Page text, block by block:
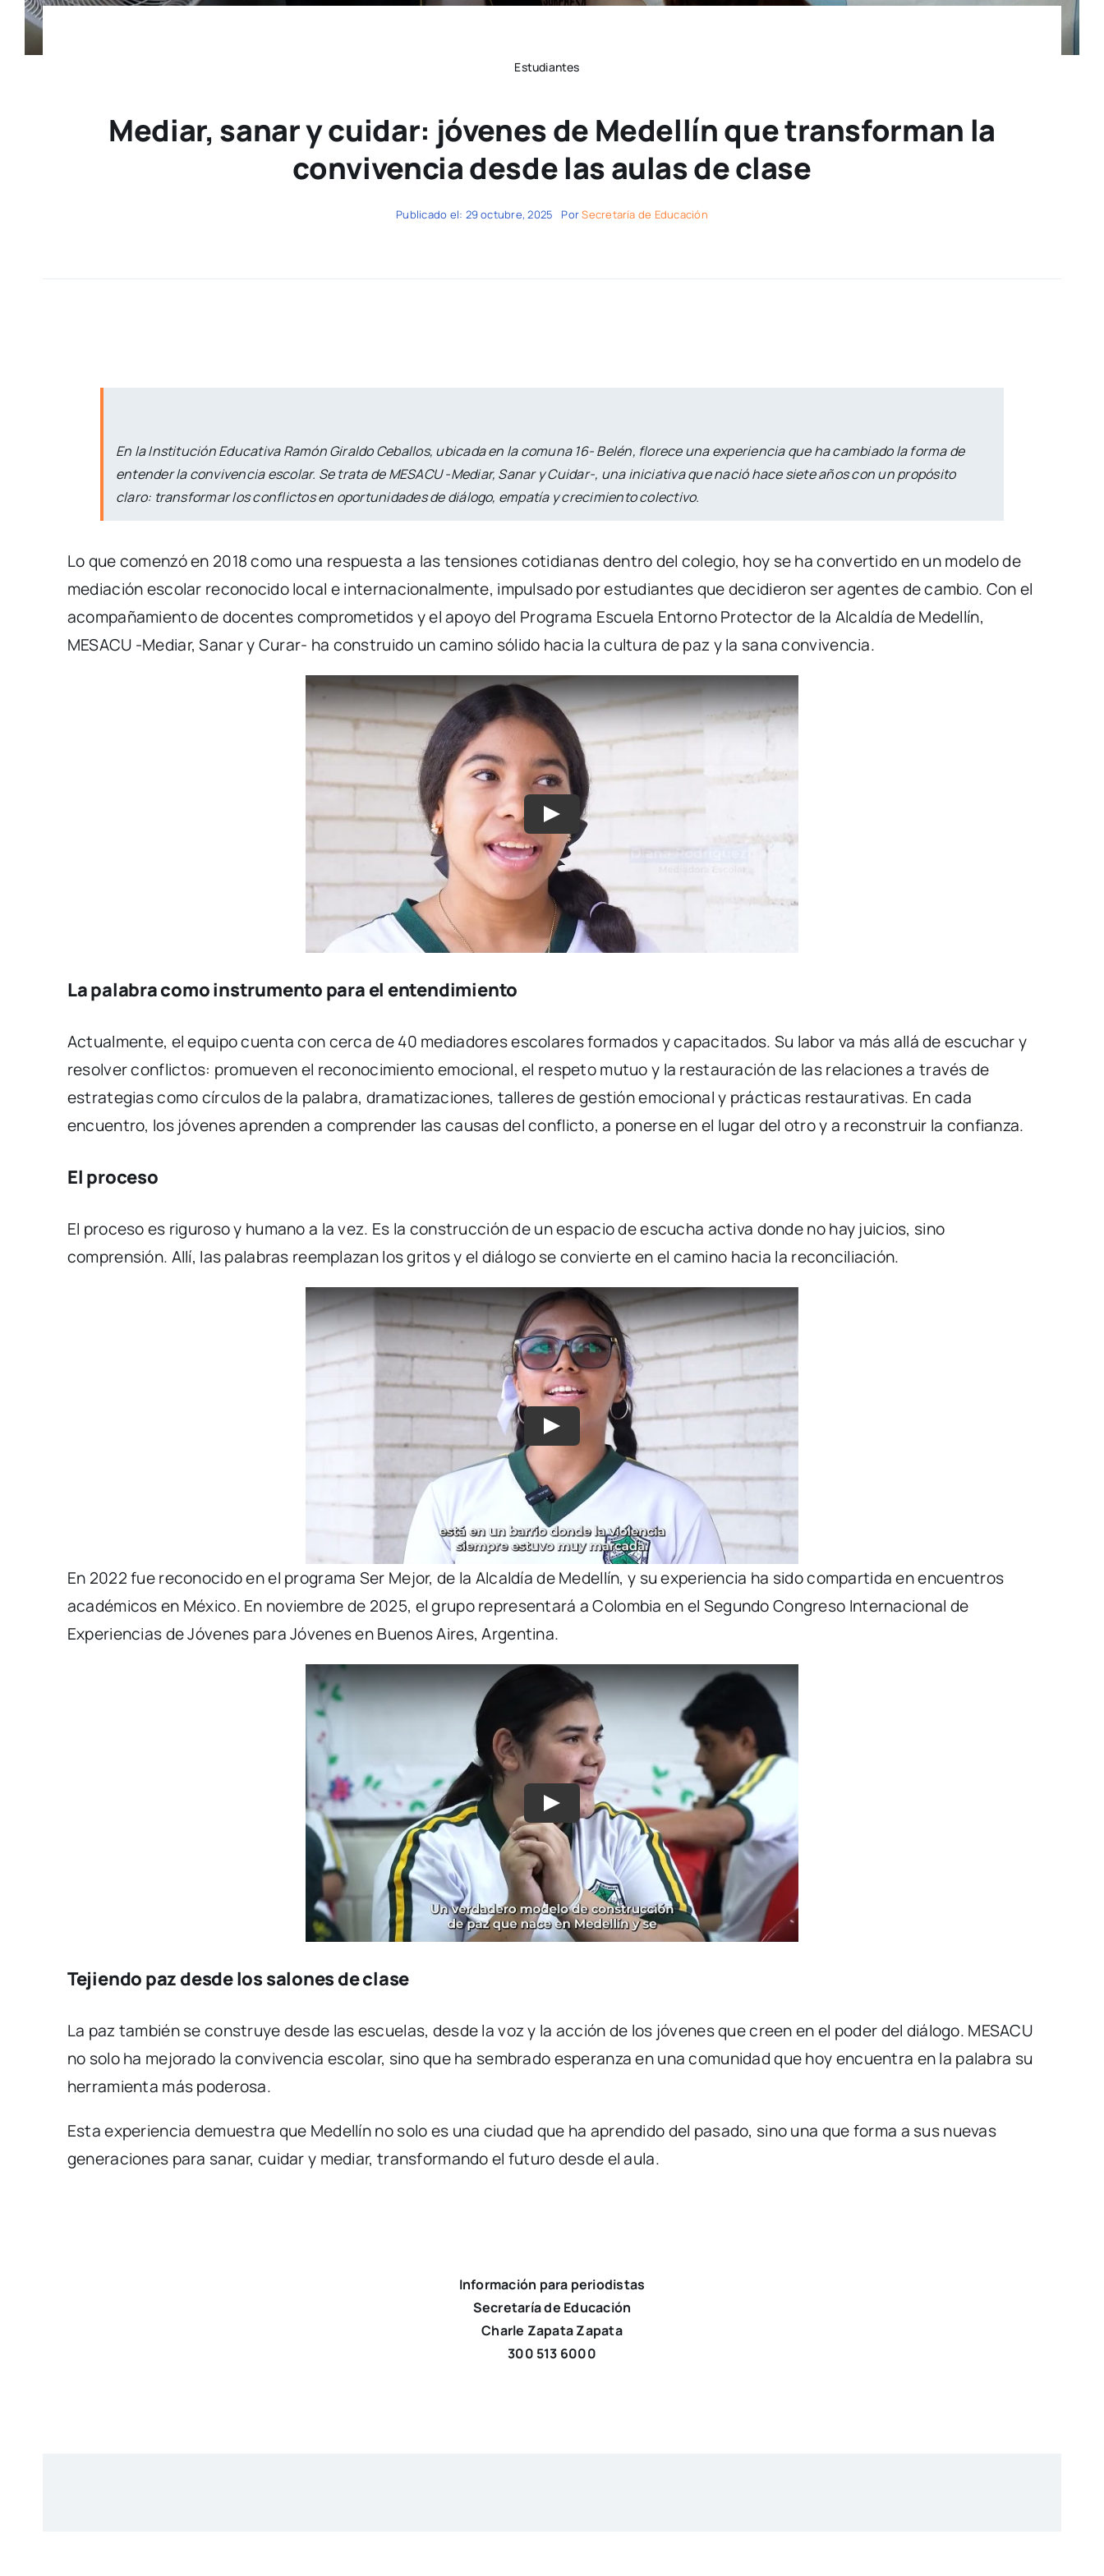
Estudiantes
Mediar, sanar y cuidar: jóvenes de Medellín que transforman la
convivencia desde las aulas de clase
Publicado el: 29 octubre, 2025 PorSecretaría de Educación
En la Institución Educativa Ramón Giraldo Ceballos, ubicada en la comuna 16- Belén, florece una experiencia que ha cambiado la forma de
entender la convivencia escolar. Se trata de MESACU -Mediar, Sanar y Cuidar-, una iniciativa que nació hace siete años con un propósito
claro: transformar los conflictos en oportunidades de diálogo, empatía y crecimiento colectivo.
Lo que comenzó en 2018 como una respuesta a las tensiones cotidianas dentro del colegio, hoy se ha convertido en un modelo de
mediación escolar reconocido local e internacionalmente, impulsado por estudiantes que decidieron ser agentes de cambio. Con el
acompañamiento de docentes comprometidos y el apoyo del Programa Escuela Entorno Protector de la Alcaldía de Medellín,
MESACU -Mediar, Sanar y Curar- ha construido un camino sólido hacia la cultura de paz y la sana convivencia.
La palabra como instrumento para el entendimiento
Actualmente, el equipo cuenta con cerca de 40 mediadores escolares formados y capacitados. Su labor va más allá de escuchar y
resolver conflictos: promueven el reconocimiento emocional, el respeto mutuo y la restauración de las relaciones a través de
estrategias como círculos de la palabra, dramatizaciones, talleres de gestión emocional y prácticas restaurativas. En cada
encuentro, los jóvenes aprenden a comprender las causas del conflicto, a ponerse en el lugar del otro y a reconstruir la confianza.
El proceso
El proceso es riguroso y humano a la vez. Es la construcción de un espacio de escucha activa donde no hay juicios, sino
comprensión. Allí, las palabras reemplazan los gritos y el diálogo se convierte en el camino hacia la reconciliación.
En 2022 fue reconocido en el programa Ser Mejor, de la Alcaldía de Medellín, y su experiencia ha sido compartida en encuentros
académicos en México. En noviembre de 2025, el grupo representará a Colombia en el Segundo Congreso Internacional de
Experiencias de Jóvenes para Jóvenes en Buenos Aires, Argentina.
Tejiendo paz desde los salones de clase
La paz también se construye desde las escuelas, desde la voz y la acción de los jóvenes que creen en el poder del diálogo. MESACU
no solo ha mejorado la convivencia escolar, sino que ha sembrado esperanza en una comunidad que hoy encuentra en la palabra su
herramienta más poderosa.
Esta experiencia demuestra que Medellín no solo es una ciudad que ha aprendido del pasado, sino una que forma a sus nuevas
generaciones para sanar, cuidar y mediar, transformando el futuro desde el aula.
Información para periodistas
Secretaría de Educación
Charle Zapata Zapata
300 513 6000